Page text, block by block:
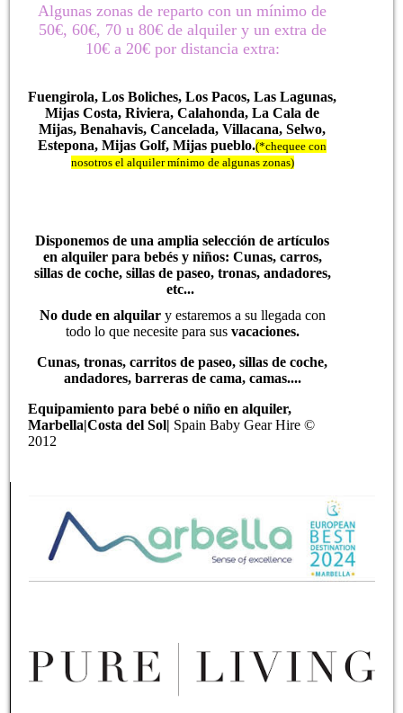
Algunas zonas de reparto con un mínimo de
50€, 60€, 70 u 80€ de alquiler y un extra de
10€ a 20€ por distancia extra:
Fuengirola, Los Boliches, Los Pacos, Las Lagunas,
Mijas Costa, Riviera, Calahonda, La Cala de
Mijas, Benahavis, Cancelada, Villacana, Selwo,
Estepona, Mijas Golf, Mijas pueblo.(*chequee con
nosotros el alquiler mínimo de algunas zonas)
Disponemos de una amplia selección de artículos
en alquiler para bebés y niños: Cunas, carros,
sillas de coche, sillas de paseo, tronas, andadores,
etc...
No dude en alquilary estaremos a su llegada con
todo lo que necesite para susvacaciones.
Cunas, tronas, carritos de paseo, sillas de coche,
andadores, barreras de cama, camas....
Equipamiento para bebé o niño en alquiler,
Marbella|Costa del Sol| Spain Baby Gear Hire ©
2012